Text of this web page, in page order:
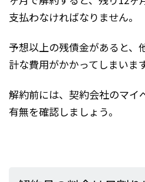
支払わなければなりません。
予想以上の残債金があると、
計な費用がかかってしまいます
解約前には、契約会社のマイ
有無を確認しましょう。